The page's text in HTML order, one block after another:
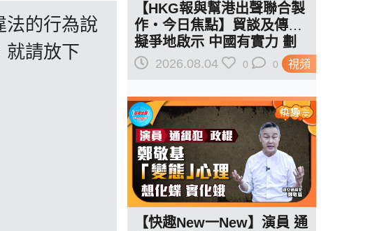
法的行為說
就請放下
視頻
【HKG報與幫港出聲聯合製
作‧今日焦點】貿談及傳美
擬爭地啟示 中國有實力 劃
紅線訂規則
2026.08.04 0 0
【快趣New一New】演員 通